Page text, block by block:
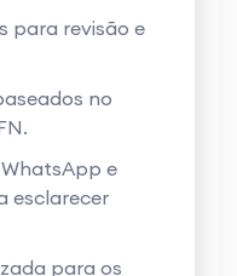
para revisão e
no
e
esclarecer
para os